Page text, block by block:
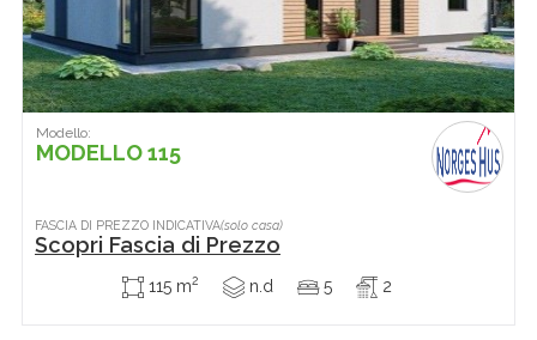
Modello:
MODELLO 115
FASCIA DI PREZZO INDICATIVA(solo casa)
Scopri Fascia di Prezzo
115 m2 n.d 5 2